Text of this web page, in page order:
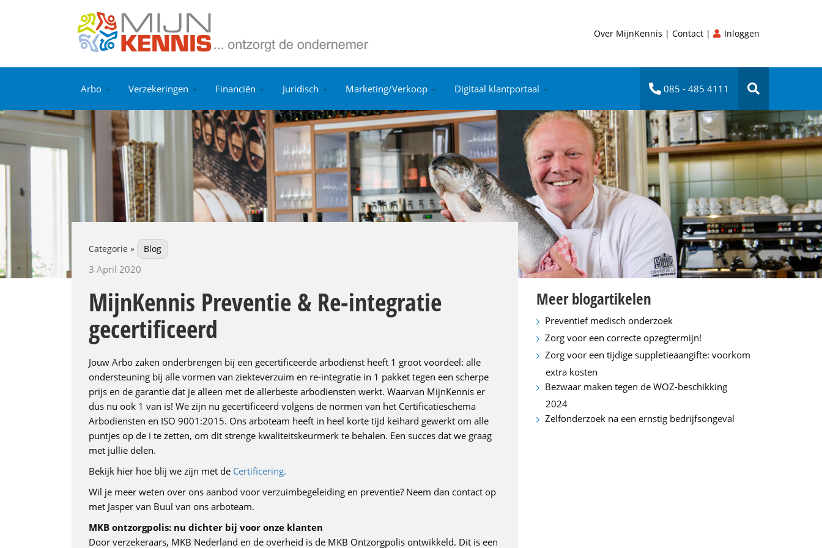
Over MijnKennis | Contact | Inloggen
Arbo Verzekeringen Financiën Juridisch Marketing/Verkoop Digitaal klantportaal 085 - 485 4111
Categorie » Blog
3 April 2020
MijnKennis Preventie & Re-integratie
gecertificeerd
Jouw Arbo zaken onderbrengen bij een gecertificeerde arbodienst heeft 1 groot voordeel: alle
ondersteuning bij alle vormen van ziekteverzuim en re-integratie in 1 pakket tegen een scherpe
prijs en de garantie dat je alleen met de allerbeste arbodiensten werkt. Waarvan MijnKennis er
dus nu ook 1 van is! We zijn nu gecertificeerd volgens de normen van het Certificatieschema
Arbodiensten en ISO 9001:2015. Ons arboteam heeft in heel korte tijd keihard gewerkt om alle
puntjes op de i te zetten, om dit strenge kwaliteitskeurmerk te behalen. Een succes dat we graag
met jullie delen.
Bekijk hier hoe blij we zijn met de Certificering.
Wil je meer weten over ons aanbod voor verzuimbegeleiding en preventie? Neem dan contact op
met Jasper van Buul van ons arboteam.
MKB ontzorgpolis: nu dichter bij voor onze klanten
Door verzekeraars, MKB Nederland en de overheid is de MKB Ontzorgpolis ontwikkeld. Dit is een
Meer blogartikelen
Preventief medisch onderzoek
Zorg voor een correcte opzegtermijn!
Zorg voor een tijdige suppletieaangifte: voorkom
extra kosten
Bezwaar maken tegen de WOZ-beschikking
2024
Zelfonderzoek na een ernstig bedrijfsongeval